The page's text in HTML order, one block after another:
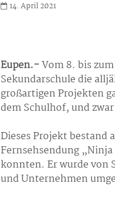
14. April 2021
Eupen.-Vom 8. bis
Sekundarschule die
großartigen Projekten
dem Schulhof, und
Dieses Projekt bestand
Fernsehsendung
konnten. Er wurde von
und Unternehmen